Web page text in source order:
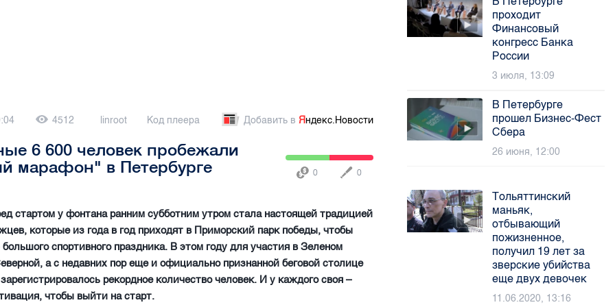
4512 linroot Код плеера Добавить в Яндекс.Новости
6 600 человек пробежали
марафон" в Петербурге
0 0
стартом у фонтана ранним субботним утром стала настоящей традицией
которые из года в год приходят в Приморский парк победы, чтобы
спортивного праздника. В этом году для участия в Зеленом
а с недавних пор еще и официально признанной беговой столице
рекордное количество человек. И у каждого своя –
чтобы выйти на старт.
проходит
Финансовый
конгресс Банка
России
3 июля, 13:09
В Петербурге
прошел Бизнес-Фест
Сбера
26 июня, 12:00
Тольяттинский
маньяк,
отбывающий
пожизненное,
получил 19 лет за
зверские убийства
еще двух девочек
11.06.2020, 13:16